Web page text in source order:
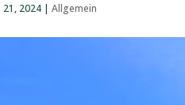
21, 2024 |Allgemein